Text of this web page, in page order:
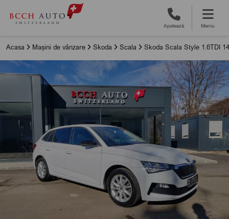
Apelează Meniu
Acasa Mașini de vânzare Skoda Scala Skoda Scala Style 1.6TDI